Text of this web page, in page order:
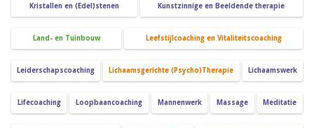
Kristallen en (Edel)stenen Kunstzinnige en Beeldende therapie
Land- en Tuinbouw Leefstijlcoaching en Vitaliteitscoaching
Leiderschapscoaching Lichaamsgerichte (Psycho)Therapie Lichaamswerk
Lifecoaching Loopbaancoaching Mannenwerk Massage Meditatie